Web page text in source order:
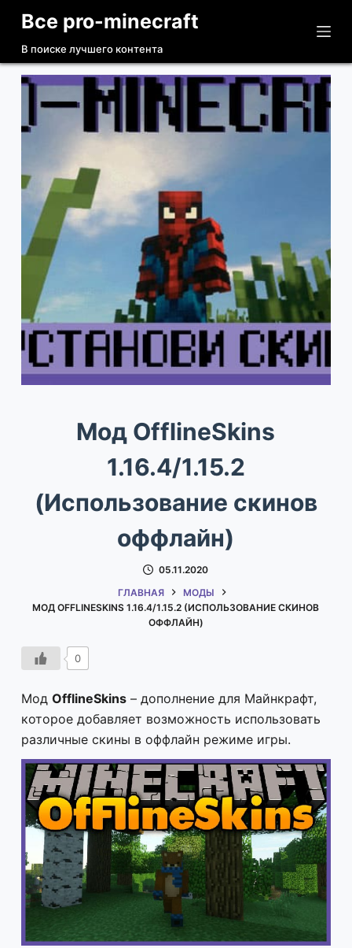
П
р
е
Все pro-minecraft
В поиске лучшего контента
Мод OfflineSkins
1.16.4/1.15.2
(Использование скинов
оффлайн)
05.11.2020
ГЛАВНАЯ
МОДЫ
МОД OFFLINESKINS 1.16.4/1.15.2 (ИСПОЛЬЗОВАНИЕ СКИНОВ
ОФФЛАЙН)
0
Мод OfflineSkins– дополнение для Майнкрафт,
которое добавляет возможность использовать
различные скины в оффлайн режиме игры.